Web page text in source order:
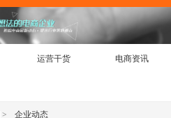
运营干货 电商资讯
> 企业动态